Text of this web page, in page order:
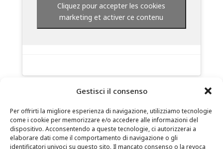
Gestisci il consenso
Per offrirti la migliore esperienza di navigazione, utilizziamo tecnologie
come i cookie per memorizzare e/o accedere alle informazioni del
dispositivo. Acconsentendo a queste tecnologie, ci autorizzerai a
elaborare dati come il comportamento di navigazione o gli
identificatori univoci su questo sito. Il mancato consenso o la revoca
Cliquez pour accepter les cookies
marketing et activer ce contenu